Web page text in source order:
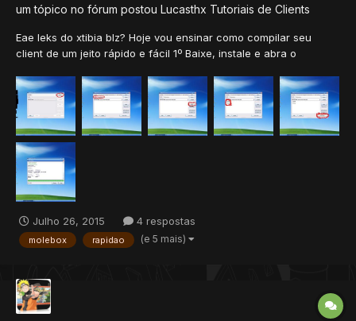
um tópico no fórum postou Lucasthx Tutoriais de Clients
Eae leks do xtibia blz? Hoje vou ensinar como compilar seu
client de um jeito rápido e fácil 1º Baixe, instale e abra o
seu client 4º Se você quiser escolher o nome do seu client
mude onde esta escrito Pack to 5º Click em...
Julho 26, 2015 4 respostas
molebox rapidao (e 5 mais)